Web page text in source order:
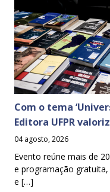
Com o tema
Editora UFPR
04 agosto, 2026
Evento reúne mais de
e programação
e […]